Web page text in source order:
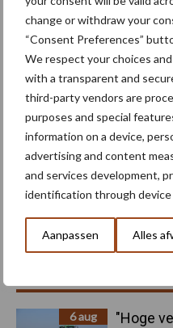
change or withdraw your
“Consent Preferences”
We respect your choices
with a transparent and
third-party vendors are
purposes and special
information on a device,
advertising and content
and services development,
identification through device
Aanpassen Alles
Sidebar
6 aug
"Hoge
Machines